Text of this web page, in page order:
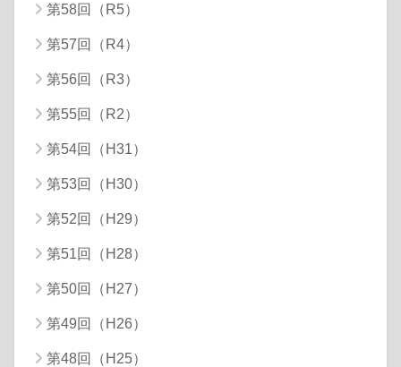
第58回（R5）
第57回（R4）
第56回（R3）
第55回（R2）
第54回（H31）
第53回（H30）
第52回（H29）
第51回（H28）
第50回（H27）
第49回（H26）
第48回（H25）